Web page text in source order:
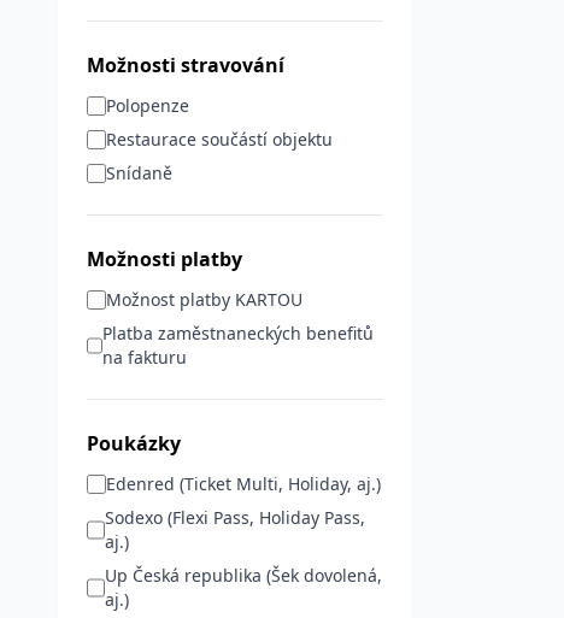
Možnosti stravování
Polopenze
Restaurace součástí objektu
Snídaně
Možnosti platby
Možnost platby KARTOU
Platba zaměstnaneckých benefitů
na fakturu
Poukázky
Edenred (Ticket Multi, Holiday, aj.)
Sodexo (Flexi Pass, Holiday Pass,
aj.)
Up Česká republika (Šek dovolená,
aj.)